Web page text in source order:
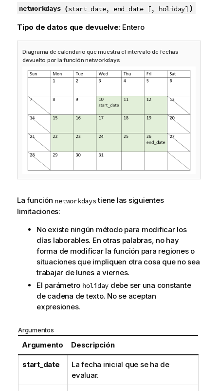
networkdays (start_date, end_date [, holiday] )
Tipo de datos que devuelve: Entero
Diagrama de calendario que muestra el intervalo de fechas
devuelto por la función networkdays
La función networkdaystiene las siguientes
limitaciones:
No existe ningún método para modificar los
días laborables. En otras palabras, no hay
forma de modificar la función para regiones o
situaciones que impliquen otra cosa que no sea
trabajar de lunes a viernes.
El parámetro holiday debe ser una constante
de cadena de texto. No se aceptan
expresiones.
Argumentos
Argumento Descripción
start_date
La fecha inicial que se ha de
evaluar.